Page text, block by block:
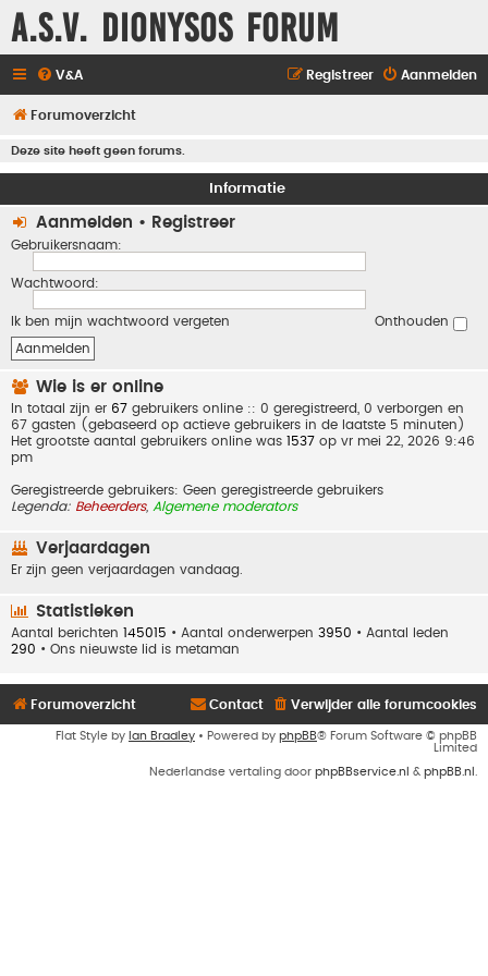
A.S.V. Dionysos Forum
V&A Aanmelden
Registreer
Forumoverzicht
Deze site heeft geen forums.
Informatie
Aanmelden • Registreer
Gebruikersnaam:
Wachtwoord:
Ik ben mijn wachtwoord vergeten Onthouden
Wie is er online
In totaal zijn er 67 gebruikers online :: 0 geregistreerd, 0 verborgen en
67 gasten (gebaseerd op actieve gebruikers in de laatste 5 minuten)
Het grootste aantal gebruikers online was 1537 op vr mei 22, 2026 9:46
pm
Geregistreerde gebruikers: Geen geregistreerde gebruikers
Legenda: Beheerders, Algemene moderators
Verjaardagen
Er zijn geen verjaardagen vandaag.
Statistieken
Aantal berichten 145015 • Aantal onderwerpen 3950 • Aantal leden
290 • Ons nieuwste lid is metaman
Forumoverzicht Verwijder alle forumcookies
Contact
Flat Style by Ian Bradley • Powered by phpBB® Forum Software © phpBB
Limited
Nederlandse vertaling door phpBBservice.nl & phpBB.nl